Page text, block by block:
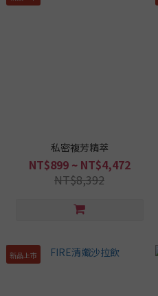
私密複芳精萃
NT$899 ~ NT$4,472
NT$8,392
新品上市